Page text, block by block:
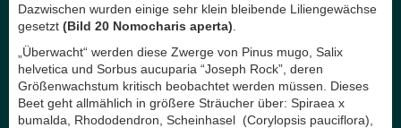
Dazwischen wurden einige sehr klein bleibende Liliengewächse
gesetzt (Bild 20 Nomocharis aperta)
„Überwacht“ werden diese Zwerge von Pinus mugo, Salix
helvetica und Sorbus aucuparia “Joseph Rock”, deren
Größenwachstum kritisch beobachtet werden müssen. Dieses
Beet geht allmählich in größere Sträucher über: Spiraea x
bumalda, Rhododendron, Scheinhasel (Corylopsis pauciflora),